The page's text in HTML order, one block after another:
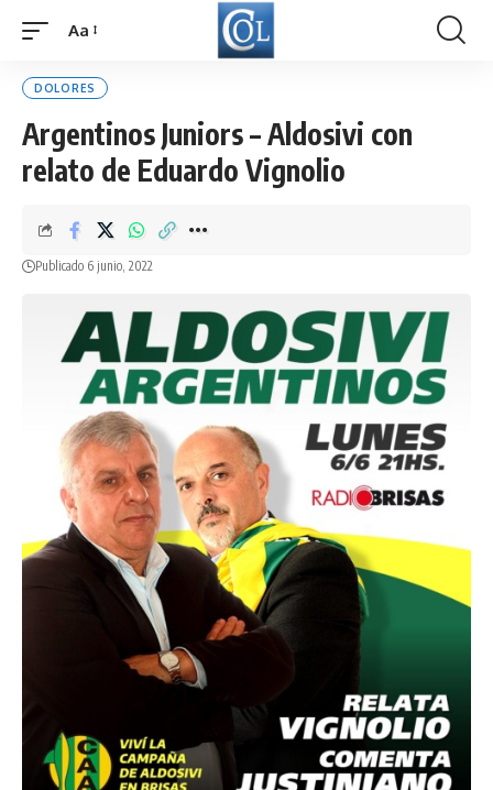
Font
Aa
DOLORES
Argentinos Juniors – Aldosivi con
relato de Eduardo Vignolio
Publicado 6 junio, 2022